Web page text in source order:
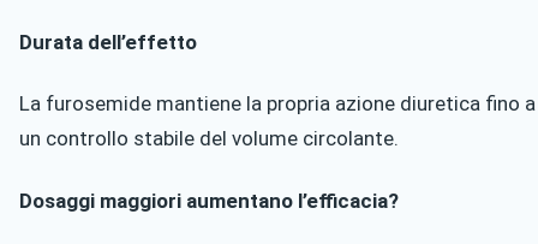
Durata dell’effetto
La furosemide mantiene la propria azione diuretica fino
un controllo stabile del volume circolante.
Dosaggi maggiori aumentano l’efficacia?